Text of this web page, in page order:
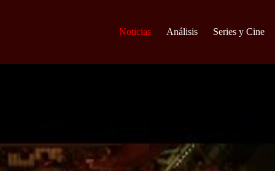
Noticias Análisis Series y Cine